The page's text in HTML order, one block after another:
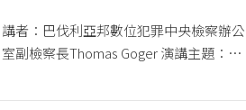
from a prosecutor's point of view
講者：巴伐利亞邦數位犯罪中央檢察辦公
室副檢察長Thomas Goger 演講主題：
prosecutor's point of view》 主持人：連